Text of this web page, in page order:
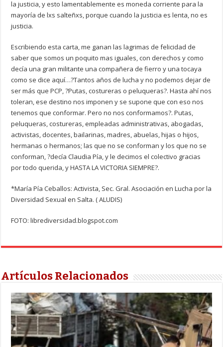
la justicia, y esto lamentablemente es moneda corriente para la
mayoría de lxs salteñxs, porque cuando la justicia es lenta, no es
justicia.
Escribiendo esta carta, me ganan las lagrimas de felicidad de
saber que somos un poquito mas iguales, con derechos y como
decía una gran militante una compañera de fierro y una tocaya
como se dice aquí…?Tantos años de lucha y no podemos dejar de
ser más que PCP, ?Putas, costureras o peluqueras?. Hasta ahí nos
toleran, ese destino nos imponen y se supone que con eso nos
tenemos que conformar. Pero no nos conformamos?. Putas,
peluqueras, costureras, empleadas administrativas, abogadas,
activistas, docentes, bailarinas, madres, abuelas, hijas o hijos,
hermanas o hermanos; las que no se conforman y los que no se
conforman, ?decía Claudia Pía, y le decimos el colectivo gracias
por todo querida, y HASTA LA VICTORIA SIEMPRE?.
*María Pía Ceballos: Activista, Sec. Gral. Asociación en Lucha por la
Diversidad Sexual en Salta. ( ALUDIS)
FOTO: librediversidad.blogspot.com
Artículos Relacionados